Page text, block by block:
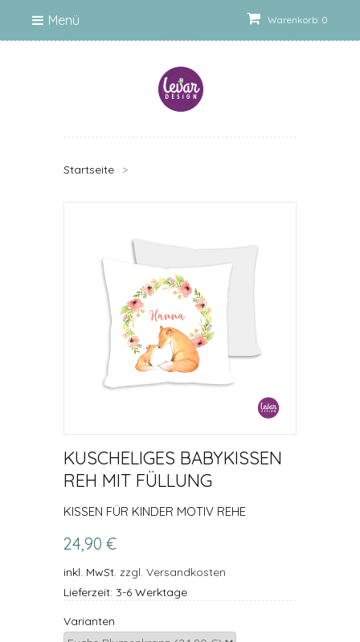
Warenkorb: 0
Menü
Startseite >
KUSCHELIGES BABYKISSEN
REH MIT FÜLLUNG
KISSEN FÜR KINDER MOTIV REHE
24,90 €
inkl. MwSt. zzgl. Versandkosten
Lieferzeit: 3-6 Werktage
Varianten